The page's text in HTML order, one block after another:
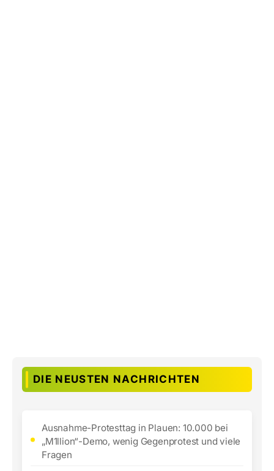
DIE NEUSTEN NACHRICHTEN
Ausnahme-Protesttag in Plauen: 10.000 bei
„M1llion“-Demo, wenig Gegenprotest und viele
Fragen